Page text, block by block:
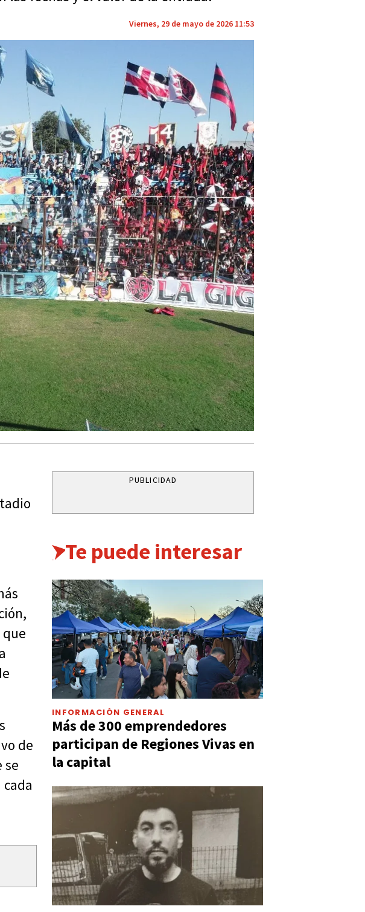
Viernes, 29 de mayo de 2026 11:53
de
se
PUBLICIDAD
Te puede interesar
INFORMACIÓN GENERAL
Más de 300 emprendedores
participan de Regiones Vivas en
la capital